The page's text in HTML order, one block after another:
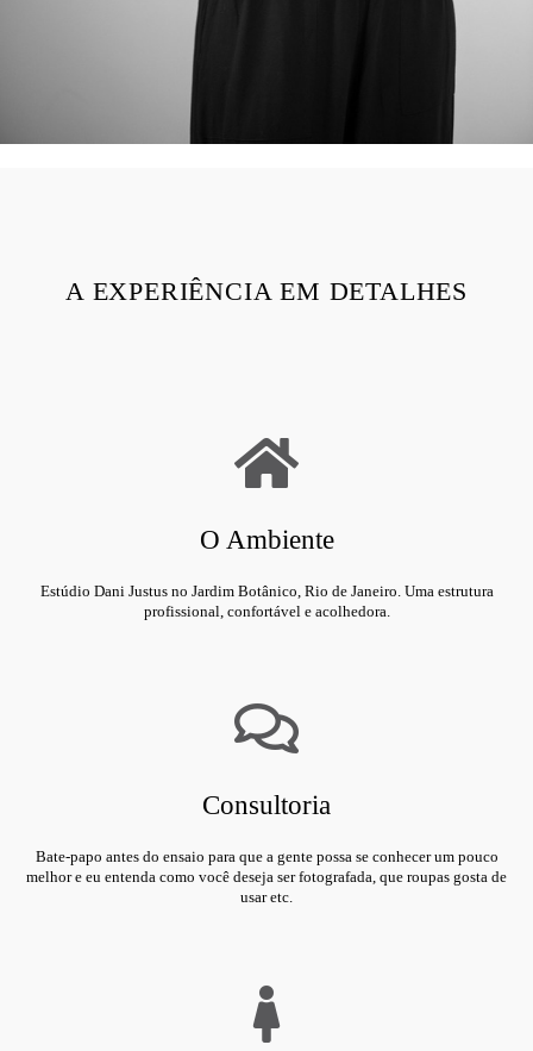
A EXPERIÊNCIA EM DETALHES
O Ambiente
Estúdio Dani Justus no Jardim Botânico, Rio de Janeiro. Uma estrutura
profissional, confortável e acolhedora.
Consultoria
Bate-papo antes do ensaio para que a gente possa se conhecer um pouco
melhor e eu entenda como você deseja ser fotografada, que roupas gosta de
usar etc.